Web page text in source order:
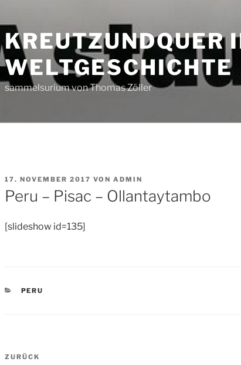
KREUTZUNDQUER
WELTGESCHICHTE
sammelsurium von Thomas Zöller
VERÖFFENTLICHT
AM
17. NOVEMBER 2017 VON ADMIN
Peru – Pisac – Ollantaytambo
[slideshow id=135]
KATEGORIEN
PERU
Beitragsnavigation
Vorheriger
ZURÜCK